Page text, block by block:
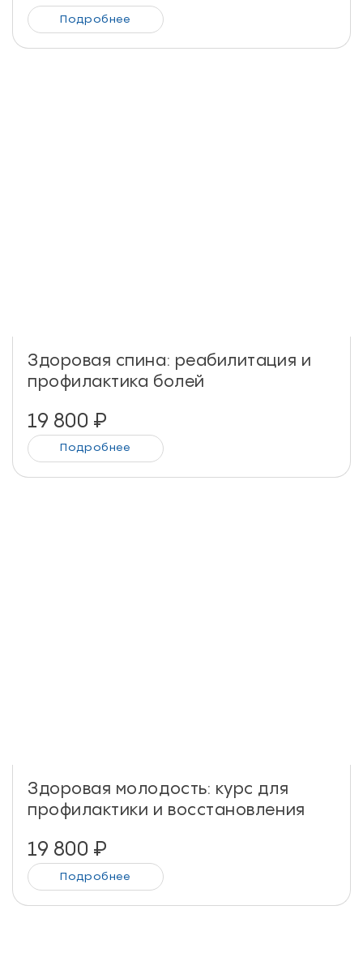
Подробнее
Здоровая спина: реабилитация и
профилактика болей
19 800 ₽
Подробнее
Здоровая молодость: курс для
профилактики и восстановления
19 800 ₽
Подробнее